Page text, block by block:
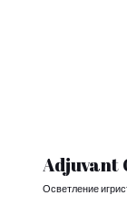
Adjuvant
Осветление